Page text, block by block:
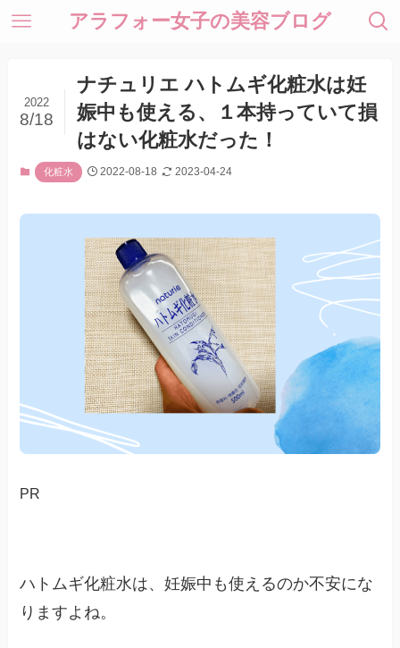
アラフォー女子の美容ブログ
ナチュリエ ハトムギ化粧水は妊
娠中も使える、１本持っていて損
はない化粧水だった！
2022
8/18
化粧水 2022-08-18 2023-04-24
PR
ハトムギ化粧水は、妊娠中も使えるのか不安にな
りますよね。